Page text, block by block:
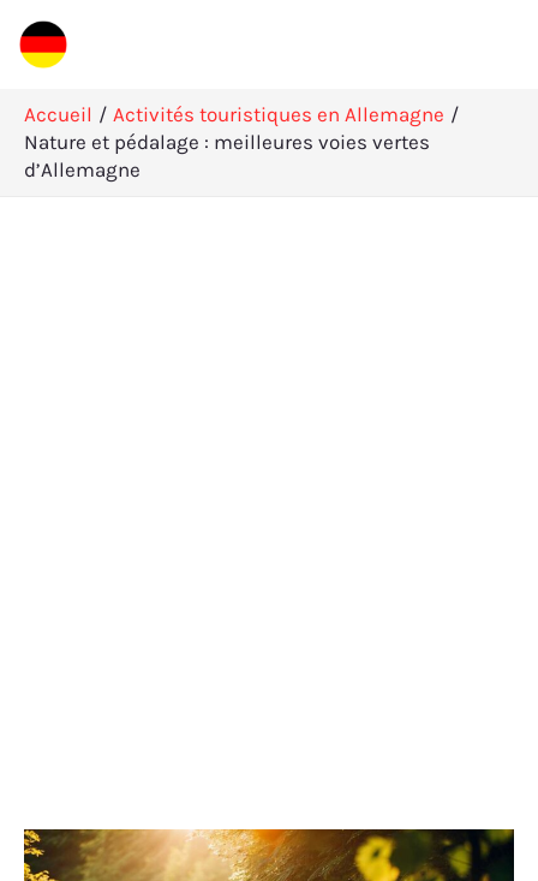
Aller
au
Accueil
Activités touristiques en Allemagne
Nature et pédalage : meilleures voies vertes
d’Allemagne
R
e
h
e